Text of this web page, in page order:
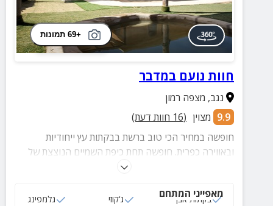
+69 תמונות
חוות נועם במדבר
נגב, מצפה רמון
9.9 מצוין (
16 חוות דעת)
חופשה במחיר הכי טוב ברשת בבקתות עץ ייחודיות
ובאווירה כפרית. חופשה תחת כיפת השמיים הנוצצת של
מצפה רמון שתקנה לכם שקט ושלווה!
מאפייני המתחם
בקתות אבן ג‘קוזי גלמפינג